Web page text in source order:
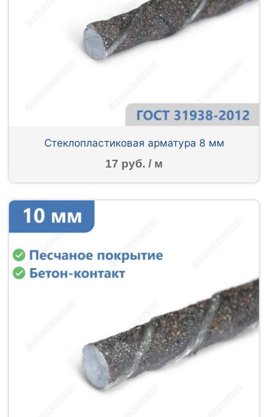
Стеклопластиковая арматура 8 мм
17 руб. / м